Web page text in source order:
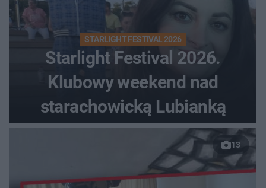
STARLIGHT FESTIVAL 2026
Starlight Festival 2026.
Klubowy weekend nad
starachowicką Lubianką
13